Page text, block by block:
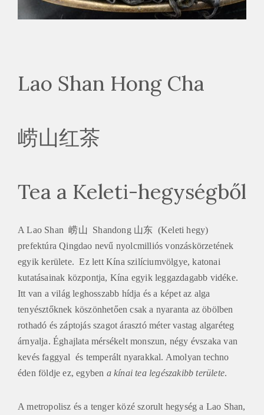
Lao Shan Hong Cha
崂山红茶
Tea a Keleti-hegységből
A Lao Shan 崂山 Shandong 山东 (Keleti hegy)
prefektúra Qingdao nevű nyolcmilliós vonzáskörzetének
egyik kerülete. Ez lett Kína szilíciumvölgye, katonai
kutatásainak központja, Kína egyik leggazdagabb vidéke.
Itt van a világ leghosszabb hídja és a képet az alga
tenyésztőknek köszönhetően csak a nyaranta az öbölben
rothadó és záptojás szagot árasztó méter vastag algaréteg
árnyalja. Éghajlata mérsékelt monszun, négy évszaka van
kevés faggyal és temperált nyarakkal. Amolyan techno
éden földje ez, egyben a kínai tea legészakibb területe.
A metropolisz és a tenger közé szorult hegység a Lao Shan,